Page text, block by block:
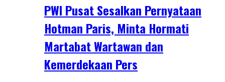
PWI Pusat Sesalkan Pernyataan
Hotman Paris, Minta Hormati
Martabat Wartawan dan
Kemerdekaan Pers